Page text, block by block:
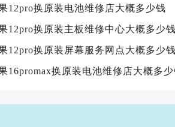
12pro换原装电池维修店大概多少钱
12pro换原装主板维修中心大概多少钱
12pro换原装屏幕服务网点大概多少钱
16promax换原装电池维修店大概多